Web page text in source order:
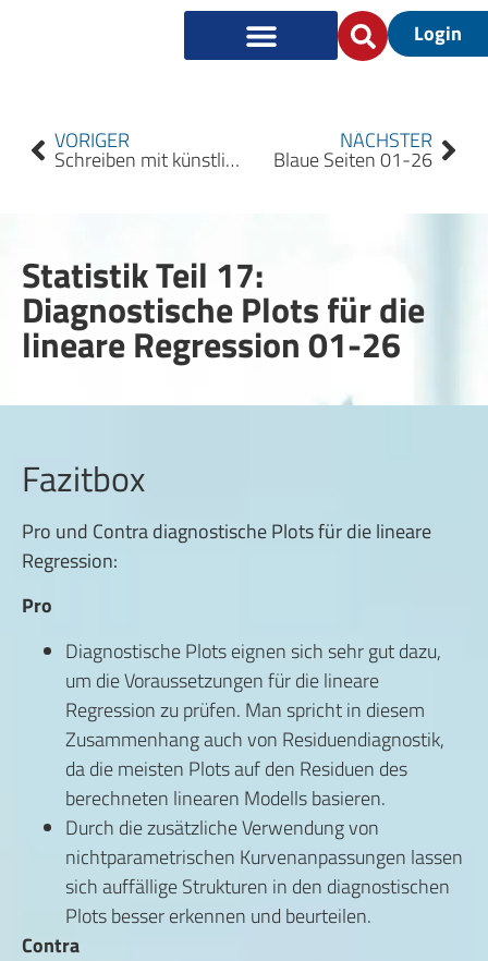
Login
VORIGER
Schreiben mit künstlicher Intelligenz: Revolution oder Risiko für die Wissenschaft – eine Umfrage Writing with Artificial Intelligence: Revolution or Risk for Science – A Survey 01-26
NÄCHSTER
Blaue Seiten 01-26
Statistik Teil 17:
Diagnostische Plots für die
lineare Regression 01-26
Fazitbox
Pro und Contra diagnostische Plots für die lineare
Regression:
Pro
Diagnostische Plots eignen sich sehr gut dazu,
um die Voraussetzungen für die lineare
Regression zu prüfen. Man spricht in diesem
Zusammenhang auch von Residuendiagnostik,
da die meisten Plots auf den Residuen des
berechneten linearen Modells basieren.
Durch die zusätzliche Verwendung von
nichtparametrischen Kurvenanpassungen lassen
sich auffällige Strukturen in den diagnostischen
Plots besser erkennen und beurteilen.
Contra